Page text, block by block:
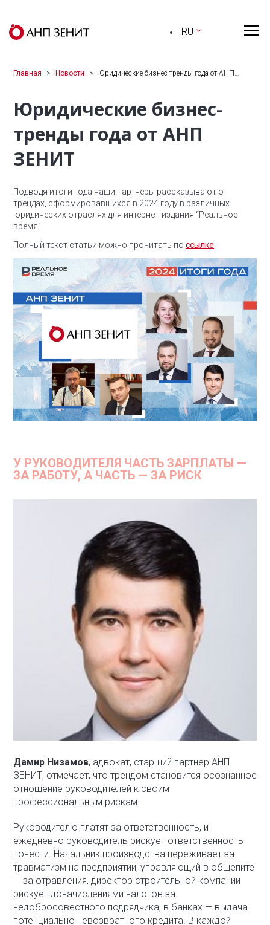
RU
Главная Новости Юридические бизнес-тренды года от АНП…
Юридические бизнес-
тренды года от АНП
ЗЕНИТ
Подводя итоги года наши партнеры рассказывают о
трендах, сформировавшихся в 2024 году в различных
юридических отраслях для интернет-издания “Реальное
время”
Полный текст статьи можно прочитать по ссылке
У РУКОВОДИТЕЛЯ ЧАСТЬ ЗАРПЛАТЫ —
ЗА РАБОТУ, А ЧАСТЬ — ЗА РИСК
Дамир Низамов, адвокат, старший партнер АНП
ЗЕНИТ, отмечает, что трендом становится осознанное
отношение руководителей к своим
профессиональным рискам.
Руководителю платят за ответственность, и
ежедневно руководитель рискует ответственность
понести. Начальник производства переживает за
травматизм на предприятии, управляющий в общепите
— за отравления, директор строительной компании
рискует доначислениями налогов за
недобросовестного подрядчика, в банках — выдача
потенциально невозвратного кредита. В каждой